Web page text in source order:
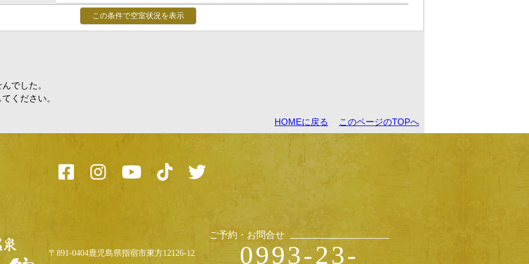
でした。
ください。
このページのTOPへ
HOMEに戻る
〒891-0404鹿児島県指宿市東方12126-12
ご予約・お問合せ
0993-23-